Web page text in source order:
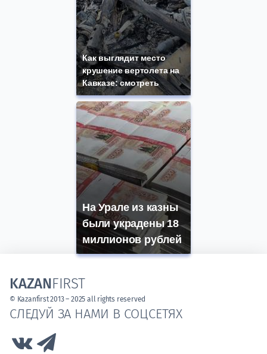
Как выглядит место
крушение вертолета на
Кавказе: смотреть
На Урале из казны
были украдены 18
миллионов рублей
СЛЕДУЙ ЗА НАМИ В СОЦСЕТЯХ
Link to Vk
KAZANFIRST
© Kazanfirst 2013 – 2025 all rights reserved